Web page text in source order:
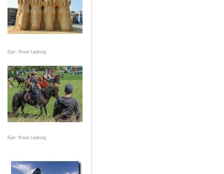
Ejer: Knud Løjborg
Ejer: Knud Løjborg